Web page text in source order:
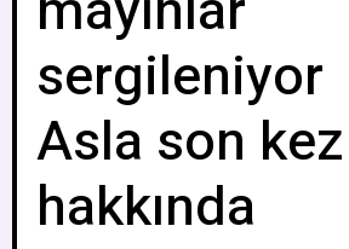
sergileniyor
Asla son kez
hakkında